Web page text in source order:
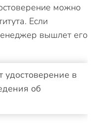
можно
Если
вышлет его
удостоверение в
об